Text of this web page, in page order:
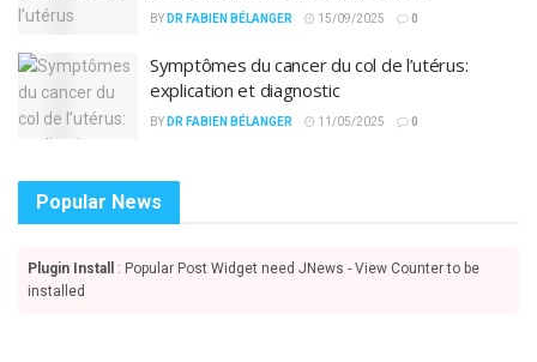
BY DR FABIEN BÉLANGER 15/09/2025 0
Symptômes du cancer du col de l’utérus:
explication et diagnostic
BY DR FABIEN BÉLANGER 11/05/2025 0
Popular News
Plugin Install
: Popular Post Widget need JNews - View Counter to be
installed